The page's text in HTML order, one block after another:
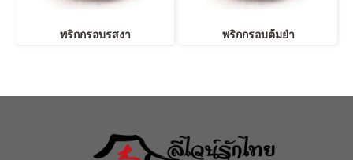
พริกกรอบรสงา พริกกรอบต้มยำ